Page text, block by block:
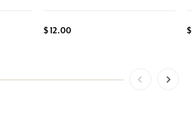
$ 12.00